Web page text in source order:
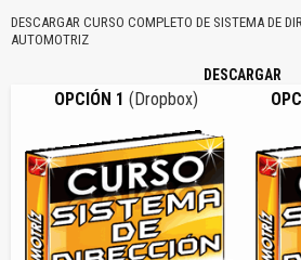
DESCARGAR CURSO COMPLETO DE SISTEMA DE
AUTOMOTRIZ
DESCARGAR
OPCIÓN 1 (Dropbox)